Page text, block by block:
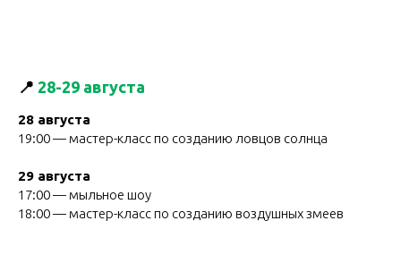
📍 28-29 августа
28 августа
19:00 — мастер-класс по созданию ловцов солнца
29 августа
17:00 — мыльное шоу
18:00 — мастер-класс по созданию воздушных змеев